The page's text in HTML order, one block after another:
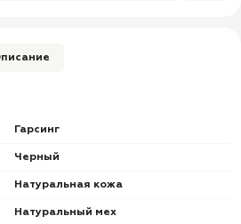
Гарсинг
Черный
Натуральная кожа
Натуральный мех